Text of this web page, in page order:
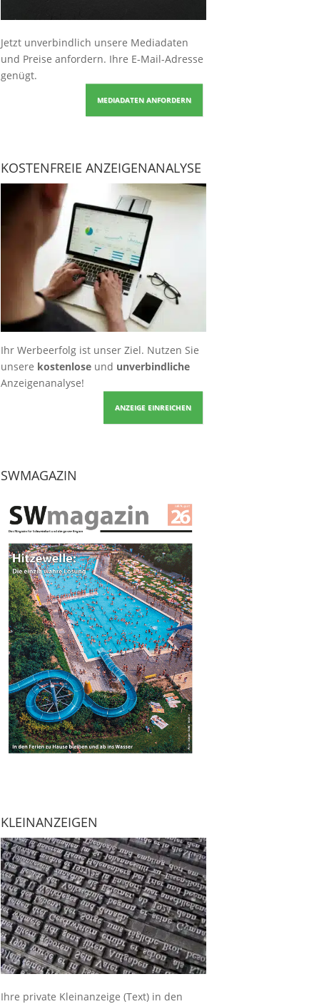
Jetzt unverbindlich unsere Mediadaten
und Preise anfordern. Ihre E-Mail-Adresse
genügt.
MEDIADATEN ANFORDERN
KOSTENFREIE ANZEIGENANALYSE
Ihr Werbeerfolg ist unser Ziel. Nutzen Sie
unsere kostenloseund unverbindliche
Anzeigenanalyse!
ANZEIGE EINREICHEN
SWMAGAZIN
KLEINANZEIGEN
Ihre private Kleinanzeige (Text) in den